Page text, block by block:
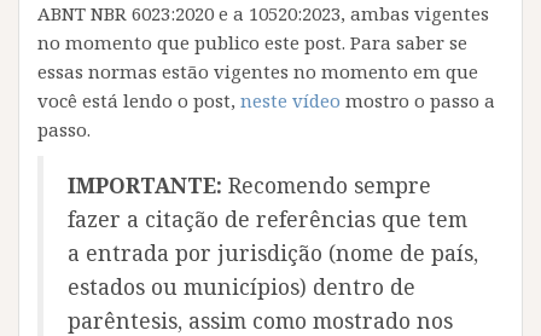
ABNT NBR 6023:2020 e a 10520:2023, ambas vigentes
no momento que publico este post. Para saber se
essas normas estão vigentes no momento em que
você está lendo o post, neste vídeo mostro o passo a
passo.
IMPORTANTE: Recomendo sempre
fazer a citação de referências que tem
a entrada por jurisdição (nome de país,
estados ou municípios) dentro de
parêntesis, assim como mostrado nos